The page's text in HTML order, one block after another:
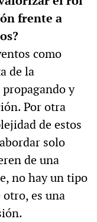
frente a
como
de la
y
Por otra
de estos
solo
de una
no hay un tipo
es una